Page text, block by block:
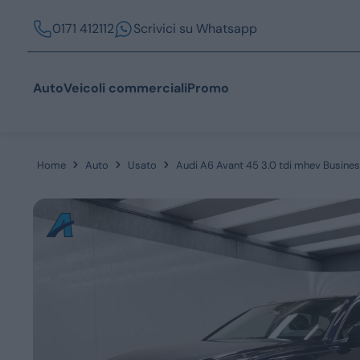
0171 412112 Scrivici su Whatsapp
AutoVeicoli commercialiPromo
Acquista
Home Auto Usato Audi A6 Avant 45 3.0 tdi mhev